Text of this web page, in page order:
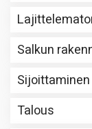
Salkun
Sijoittaminen
Talous